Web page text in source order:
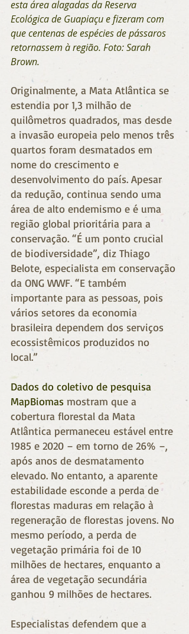
esta área alagadas da Reserva
Ecológica de Guapiaçu e fizeram com
que centenas de espécies de pássaros
retornassem à região. Foto: Sarah
Brown.
Originalmente, a Mata Atlântica se
estendia por 1,3 milhão de
quilômetros quadrados, mas desde
a invasão europeia pelo menos três
quartos foram desmatados em
nome do crescimento e
desenvolvimento do país. Apesar
da redução, continua sendo uma
área de alto endemismo e é uma
região global prioritária para a
conservação. “É um ponto crucial
de biodiversidade”, diz Thiago
Belote, especialista em conservação
da ONG WWF. “E também
importante para as pessoas, pois
vários setores da economia
brasileira dependem dos serviços
ecossistêmicos produzidos no
local.”
Dados do coletivo de pesquisa
MapBiomas mostram que a
cobertura florestal da Mata
Atlântica permaneceu estável entre
1985 e 2020 – em torno de 26% –,
após anos de desmatamento
elevado. No entanto, a aparente
estabilidade esconde a perda de
florestas maduras em relação à
regeneração de florestas jovens. No
mesmo período, a perda de
vegetação primária foi de 10
milhões de hectares, enquanto a
área de vegetação secundária
ganhou 9 milhões de hectares.
Especialistas defendem que a